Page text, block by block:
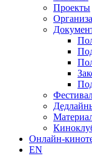
Проекты
Онлайн-
EN